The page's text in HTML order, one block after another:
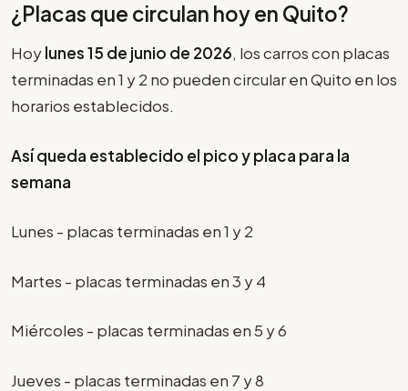
¿Placas que circulan hoy en Quito?
Hoylunes 15 de junio de 2026, los carros con placas
terminadas en 1 y 2 no pueden circular en Quito en los
horarios establecidos.
Así queda establecido el pico y placa para la
semana
Lunes - placas terminadas en 1 y 2
Martes - placas terminadas en 3 y 4
Miércoles - placas terminadas en 5 y 6
Jueves - placas terminadas en 7 y 8